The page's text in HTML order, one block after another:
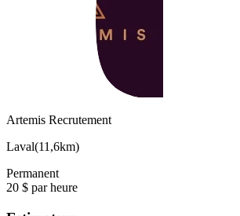
Artemis Recrutement
Laval(11,6km)
Permanent
20 $ par heure